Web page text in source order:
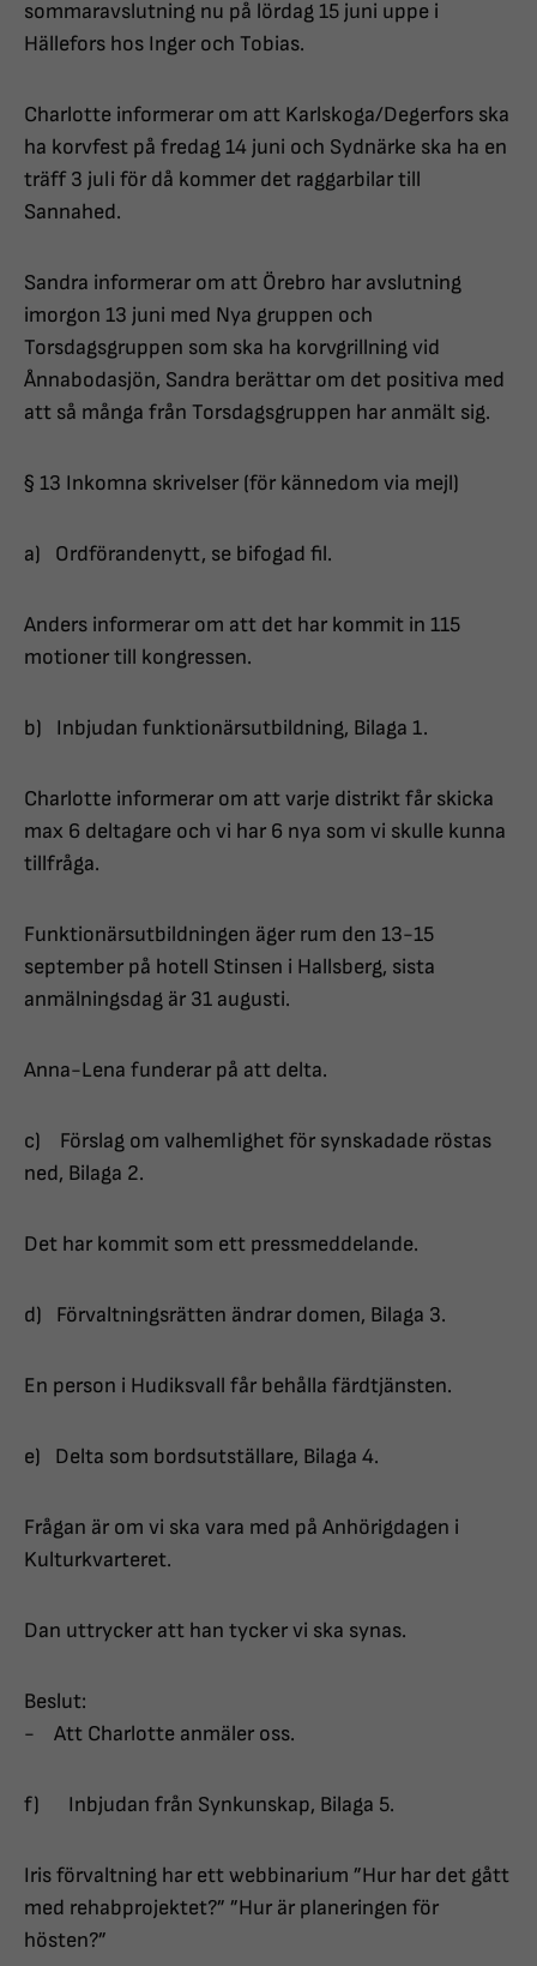
sommaravslutning nu på lördag 15 juni uppe i
Hällefors hos Inger och Tobias.
Charlotte informerar om att Karlskoga/Degerfors ska
ha korvfest på fredag 14 juni och Sydnärke ska ha en
träff 3 juli för då kommer det raggarbilar till
Sannahed.
Sandra informerar om att Örebro har avslutning
imorgon 13 juni med Nya gruppen och
Torsdagsgruppen som ska ha korvgrillning vid
Ånnabodasjön, Sandra berättar om det positiva med
att så många från Torsdagsgruppen har anmält sig.
§ 13 Inkomna skrivelser (för kännedom via mejl)
a) Ordförandenytt, se bifogad fil.
Anders informerar om att det har kommit in 115
motioner till kongressen.
b) Inbjudan funktionärsutbildning, Bilaga 1.
Charlotte informerar om att varje distrikt får skicka
max 6 deltagare och vi har 6 nya som vi skulle kunna
tillfråga.
Funktionärsutbildningen äger rum den 13-15
september på hotell Stinsen i Hallsberg, sista
anmälningsdag är 31 augusti.
Anna-Lena funderar på att delta.
c) Förslag om valhemlighet för synskadade röstas
ned, Bilaga 2.
Det har kommit som ett pressmeddelande.
d) Förvaltningsrätten ändrar domen, Bilaga 3.
En person i Hudiksvall får behålla färdtjänsten.
e) Delta som bordsutställare, Bilaga 4.
Frågan är om vi ska vara med på Anhörigdagen i
Kulturkvarteret.
Dan uttrycker att han tycker vi ska synas.
Beslut:
- Att Charlotte anmäler oss.
f) Inbjudan från Synkunskap, Bilaga 5.
Iris förvaltning har ett webbinarium ”Hur har det gått
med rehabprojektet?” ”Hur är planeringen för
hösten?”